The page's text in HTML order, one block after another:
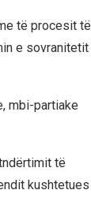
të procesit të
e sovranitetit
mbi-partiake
të
kushtetues